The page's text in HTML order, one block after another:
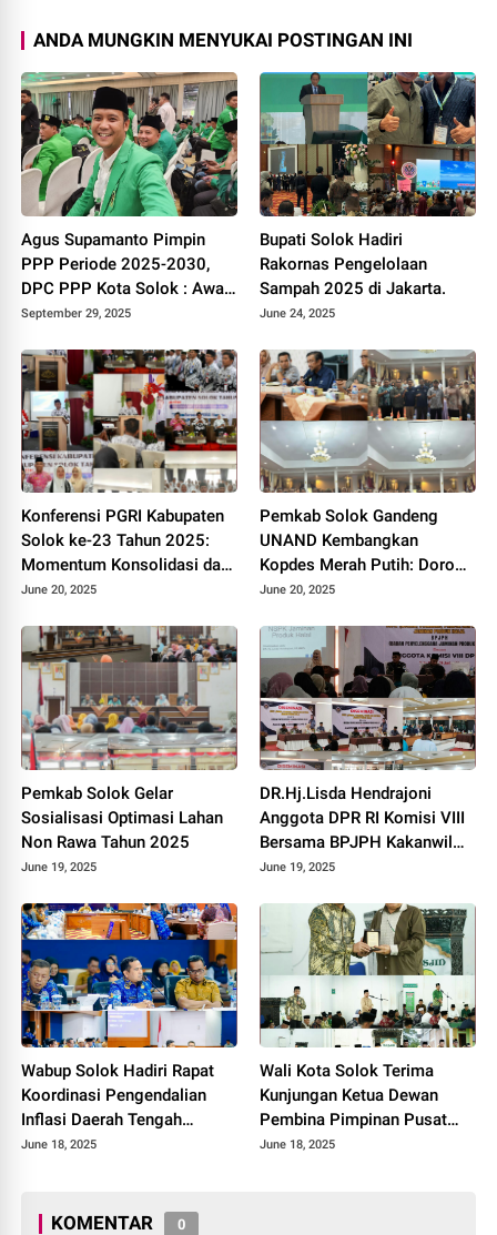
ANDA MUNGKIN MENYUKAI POSTINGAN INI
Agus Supamanto Pimpin
PPP Periode 2025-2030,
DPC PPP Kota Solok : Awal
Kebangkitan Partai Kabah
September 29, 2025
Bupati Solok Hadiri
Rakornas Pengelolaan
Sampah 2025 di Jakarta.
June 24, 2025
Konferensi PGRI Kabupaten
Solok ke-23 Tahun 2025:
Momentum Konsolidasi dan
Pemilihan Pengurus Baru.
June 20, 2025
Pemkab Solok Gandeng
UNAND Kembangkan
Kopdes Merah Putih: Dorong
Produksi Pupuk Organik dan
June 20, 2025
Pemkab Solok Gelar
Sosialisasi Optimasi Lahan
Non Rawa Tahun 2025
June 19, 2025
DR.Hj.Lisda Hendrajoni
Anggota DPR RI Komisi VIII
Bersama BPJPH Kakanwil
Sumbar Gelar Roadshow
Kota Solok 2025.
June 19, 2025
Wabup Solok Hadiri Rapat
Koordinasi Pengendalian
Inflasi Daerah Tengah
Provinsi Sumatera Barat
June 18, 2025
Wali Kota Solok Terima
Kunjungan Ketua Dewan
Pembina Pimpinan Pusat
Muhammadiyah Tahun 2025.
June 18, 2025
KOMENTAR 0